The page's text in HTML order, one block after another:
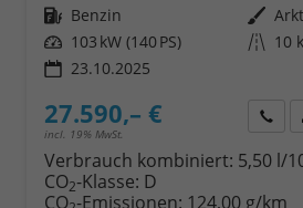
Kraftstoff Benzin Außenfarbe
Leistung 103 kW (140 PS) Kilometerstand 10
23.10.2025
27.590,– €
incl. 19% MwSt.
Wir
Verbrauch kombiniert: 5,50 l/
CO2-Klasse: D
CO -Emissionen: 124,00 g/km